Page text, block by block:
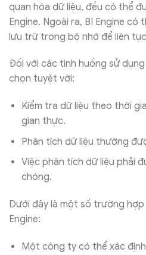
quan hóa dữ liệu, đều có thể
Engine. Ngoài ra, BI Engine
lưu trữ trong bộ nhớ để liên
Đối với các tình huống sử dụng
chọn tuyệt vời:
Kiểm tra dữ liệu theo thời
gian thực.
Phân tích dữ liệu thường
Việc phân tích dữ liệu phải
chóng.
Dưới đây là một số trường
Engine:
Một công ty có thể xác